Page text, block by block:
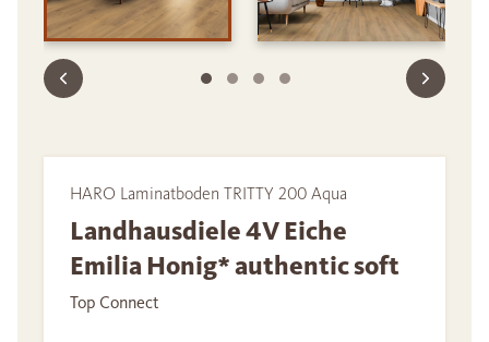
HARO Laminatboden TRITTY 200 Aqua
Landhausdiele 4V Eiche
Emilia Honig* authentic soft
Top Connect